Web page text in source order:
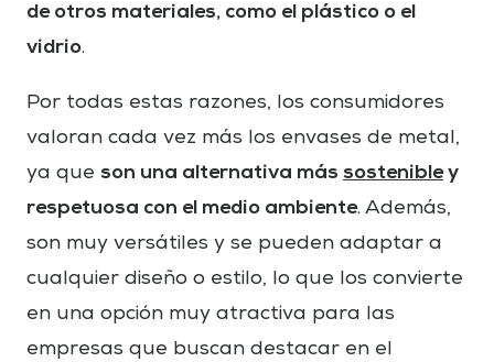
de otros materiales, como el plástico o el
vidrio.
Por todas estas razones, los consumidores
valoran cada vez más los envases de metal,
ya que son una alternativa más sostenibley
respetuosa con el medio ambiente. Además,
son muy versátiles y se pueden adaptar a
cualquier diseño o estilo, lo que los convierte
en una opción muy atractiva para las
empresas que buscan destacar en el